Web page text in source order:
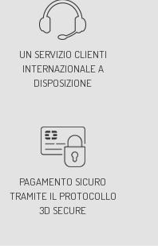
UN SERVIZIO CLIENTI
INTERNAZIONALE A
DISPOSIZIONE
PAGAMENTO SICURO
TRAMITE IL PROTOCOLLO
3D SECURE